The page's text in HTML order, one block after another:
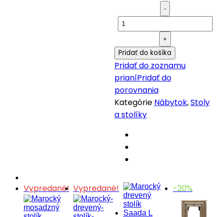
Orientálny
drevený
stolík
Boumia
quantity
Pridať do košíka
Pridať do zoznamu
prianíPridať do
porovnania
Kategórie Nábytok,Stoly
a stolíky
Vypredané! Vypredané! -20%